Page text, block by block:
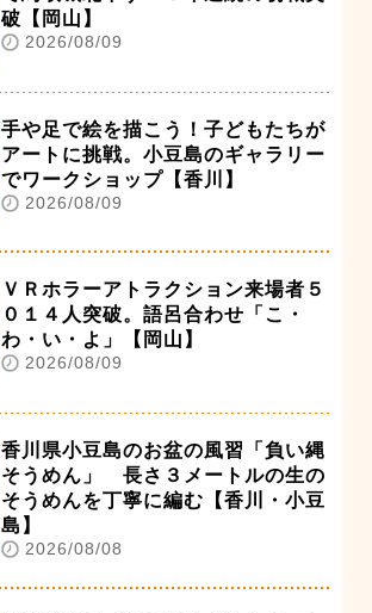
破【岡山】
2026/08/09
手や足で絵を描こう！子どもたちが
アートに挑戦。小豆島のギャラリー
でワークショップ【香川】
2026/08/09
ＶＲホラーアトラクション来場者５
０１４人突破。語呂合わせ「こ・
わ・い・よ」【岡山】
2026/08/09
香川県小豆島のお盆の風習「負い縄
そうめん」 長さ３メートルの生の
そうめんを丁寧に編む【香川・小豆
島】
2026/08/08